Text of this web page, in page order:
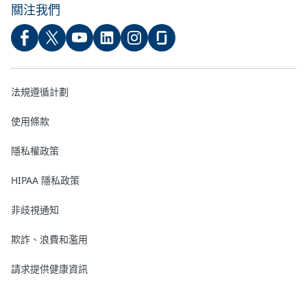
關注我們
法規遵循計劃
使用條款
隱私權政策
HIPAA 隱私政策
非歧視通知
欺詐、浪費和濫用
請求提供健康資訊